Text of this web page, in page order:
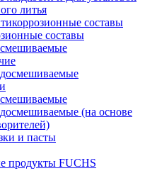
литья
составы
составы
(на основе
и пасты
продукты FUCHS